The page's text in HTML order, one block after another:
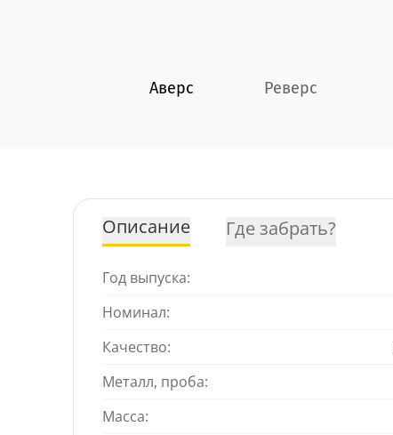
Аверс Реверс
Описание Где забрать?
Год выпуска:
Номинал:
Качество:
Металл, проба:
Масса: